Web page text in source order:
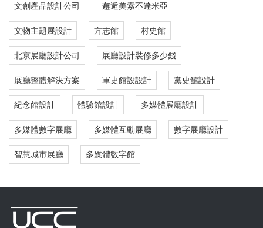
文創產品設計公司 邂逅美索不達米亞
文物主題展設計 方志館 村史館
北京展廳設計公司 展廳設計裝修多少錢
展廳整體解決方案 軍史館設設計 黨史館設計
紀念館設計 體驗館設計 多媒體展廳設計
多媒體數字展廳 多媒體互動展廳 數字展廳設計
智慧城市展廳 多媒體數字館